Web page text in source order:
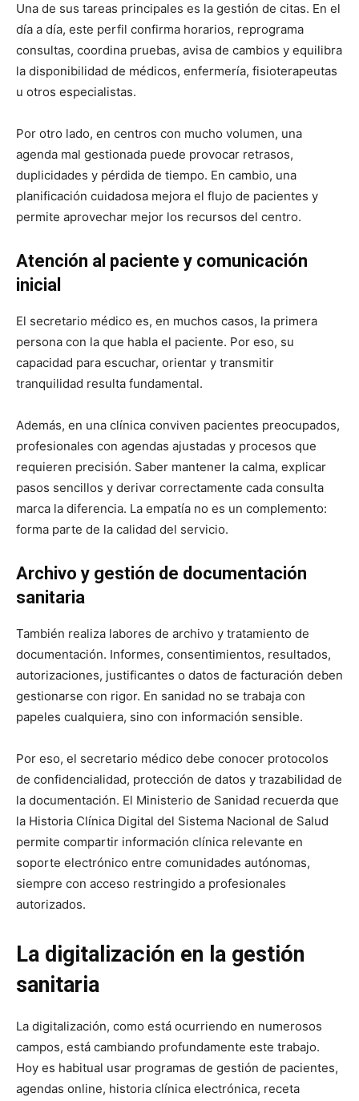
Una de sus tareas principales es la gestión de citas. En el
día a día, este perfil confirma horarios, reprograma
consultas, coordina pruebas, avisa de cambios y equilibra
la disponibilidad de médicos, enfermería, fisioterapeutas
u otros especialistas.
Por otro lado, en centros con mucho volumen, una
agenda mal gestionada puede provocar retrasos,
duplicidades y pérdida de tiempo. En cambio, una
planificación cuidadosa mejora el flujo de pacientes y
permite aprovechar mejor los recursos del centro.
Atención al paciente y comunicación
inicial
El secretario médico es, en muchos casos, la primera
persona con la que habla el paciente. Por eso, su
capacidad para escuchar, orientar y transmitir
tranquilidad resulta fundamental.
Además, en una clínica conviven pacientes preocupados,
profesionales con agendas ajustadas y procesos que
requieren precisión. Saber mantener la calma, explicar
pasos sencillos y derivar correctamente cada consulta
marca la diferencia. La empatía no es un complemento:
forma parte de la calidad del servicio.
Archivo y gestión de documentación
sanitaria
También realiza labores de archivo y tratamiento de
documentación. Informes, consentimientos, resultados,
autorizaciones, justificantes o datos de facturación deben
gestionarse con rigor. En sanidad no se trabaja con
papeles cualquiera, sino con información sensible.
Por eso, el secretario médico debe conocer protocolos
de confidencialidad, protección de datos y trazabilidad de
la documentación. El Ministerio de Sanidad recuerda que
la Historia Clínica Digital del Sistema Nacional de Salud
permite compartir información clínica relevante en
soporte electrónico entre comunidades autónomas,
siempre con acceso restringido a profesionales
autorizados.
La digitalización en la gestión
sanitaria
La digitalización, como está ocurriendo en numerosos
campos, está cambiando profundamente este trabajo.
Hoy es habitual usar programas de gestión de pacientes,
agendas online, historia clínica electrónica, receta